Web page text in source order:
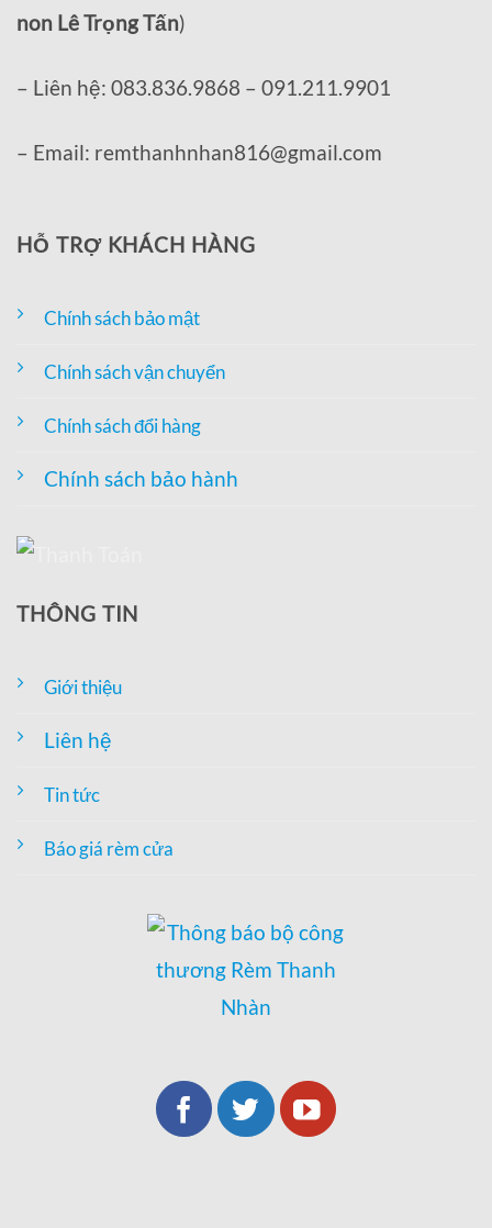
non Lê Trọng Tấn)
– Liên hệ: 083.836.9868 – 091.211.9901
– Email: remthanhnhan816@gmail.com
HỖ TRỢ KHÁCH HÀNG
Chính sách bảo mật
Chính sách vận chuyển
Chính sách đổi hàng
Chính sách bảo hành
THÔNG TIN
Giới thiệu
Liên hệ
Tin tức
Báo giá rèm cửa